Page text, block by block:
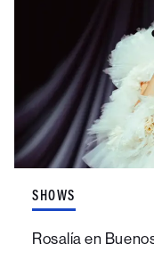
SHOWS
Rosalía en